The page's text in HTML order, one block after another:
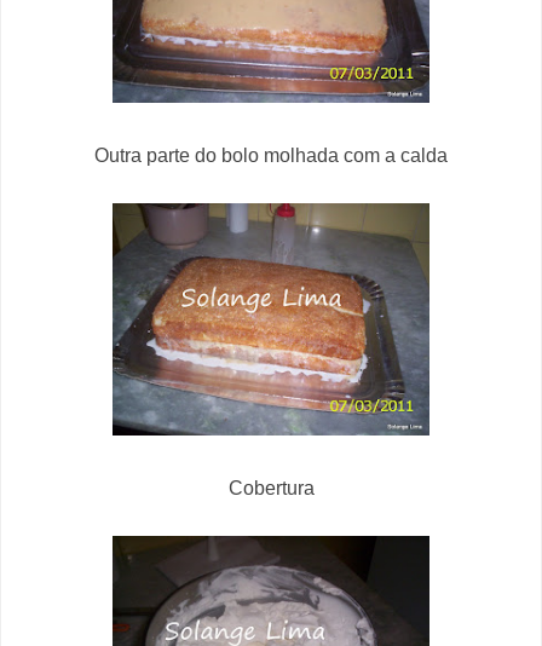
Outra parte do bolo molhada com a calda
Cobertura